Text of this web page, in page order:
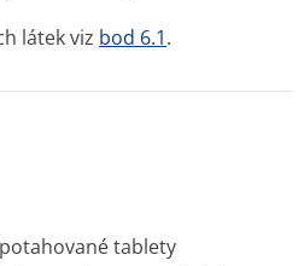
látek viz bod 6.1.
tablety